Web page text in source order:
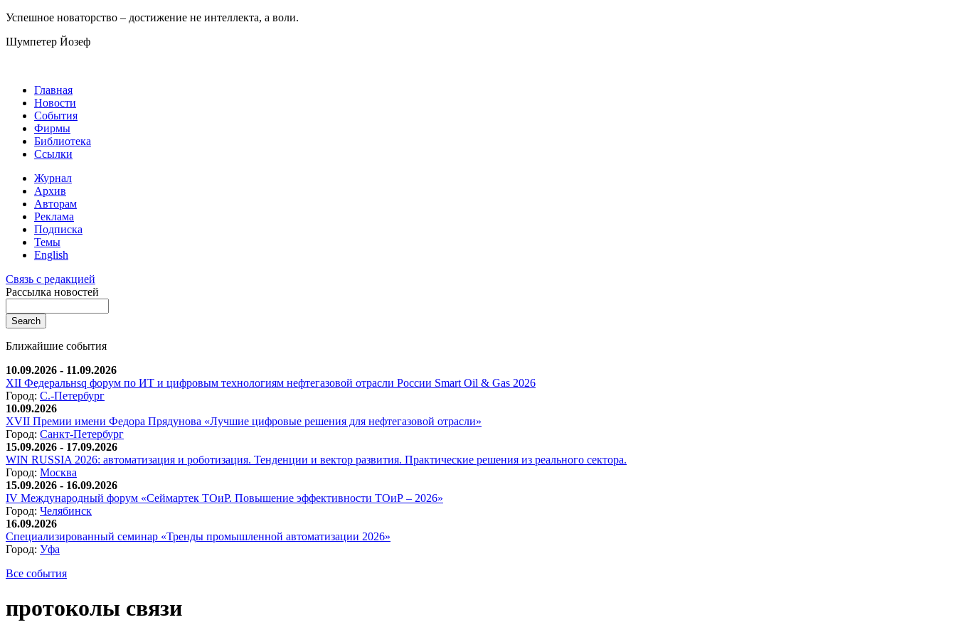
Успешное новаторство – достижение не интеллекта, а воли.
Шумпетер Йозеф
Главная
Новости
События
Фирмы
Библиотека
Ссылки
Журнал
Архив
Авторам
Реклама
Подписка
Темы
English
Связь с редакцией
Рассылка новостей
Ближайшие события
10.09.2026 - 11.09.2026
XII Федеральнsq форум по ИТ и цифровым технологиям нефтегазовой отрасли России Smart Oil & Gas 2026
Город: С.-Петербург
10.09.2026
XVII Премии имени Федора Прядунова «Лучшие цифровые решения для нефтегазовой отрасли»
Город: Санкт-Петербург
15.09.2026 - 17.09.2026
WIN RUSSIA 2026: автоматизация и роботизация. Тенденции и вектор развития. Практические решения из реального сектора.
Город: Москва
15.09.2026 - 16.09.2026
IV Международный форум «Сеймартек ТОиР. Повышение эффективности ТОиР – 2026»
Город: Челябинск
16.09.2026
Специализированный семинар «Тренды промышленной автоматизации 2026»
Город: Уфа
Все события
протоколы связи